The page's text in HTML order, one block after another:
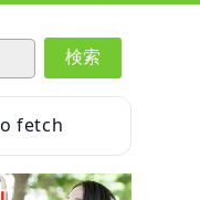
検索
fetch